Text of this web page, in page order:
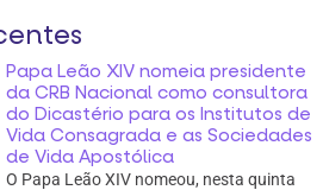
Papa Leão XIV nomeia presidente
da CRB Nacional como consultora
do Dicastério para os Institutos de
Vida Consagrada e as Sociedades
de Vida Apostólica
O Papa Leão XIV nomeou, nesta quinta